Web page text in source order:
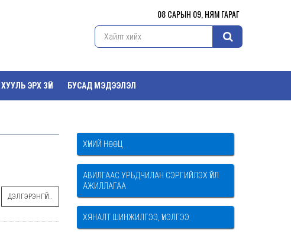
08 САРЫН 09, НЯМ ГАРАГ
ХУУЛЬ ЭРХ ЗҮЙ БУСАД МЭДЭЭЛЭЛ
ДЭЛГЭРЭНГҮЙ..
ХҮНИЙ НӨӨЦ
АВИЛГААС УРЬДЧИЛАН СЭРГИЙЛЭХ ҮЙЛ
АЖИЛЛАГАА
ХЯНАЛТ ШИНЖИЛГЭЭ, ҮНЭЛГЭЭ